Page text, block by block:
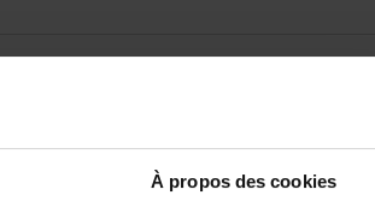
À propos des cookies